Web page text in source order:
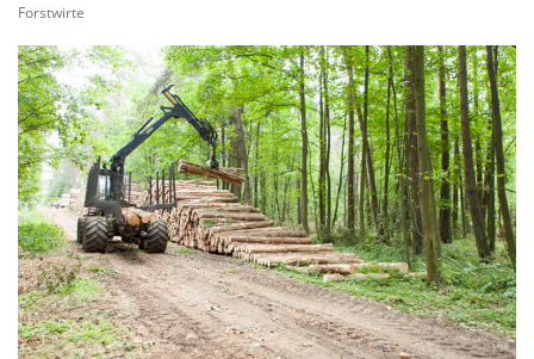
Forstwirte